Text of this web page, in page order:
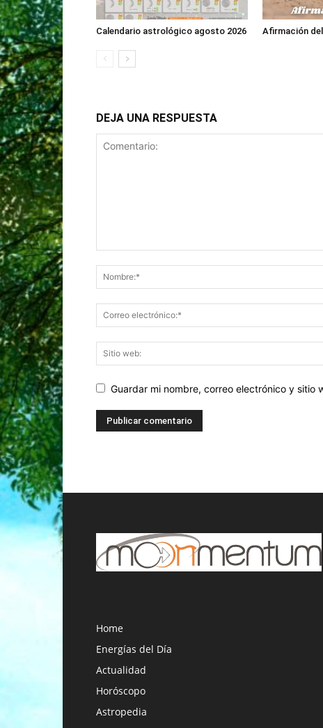
Calendario astrológico agosto 2026 Afirmación
DEJA UNA RESPUESTA
Guardar mi nombre, correo electrónico y sitio
Home
Energías del Día
Actualidad
Horóscopo
Astropedia